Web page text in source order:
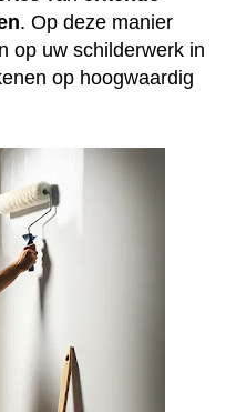
. Op deze manier
op uw schilderwerk in
op hoogwaardig